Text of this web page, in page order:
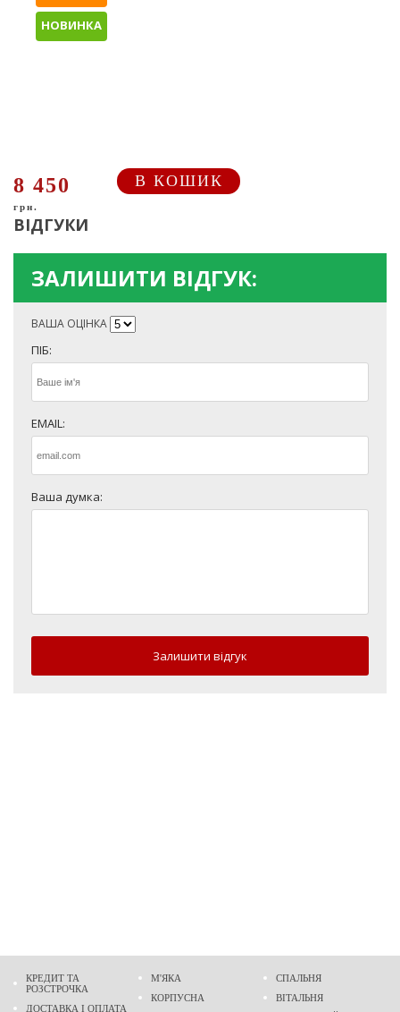
НОВИНКА
8 450
грн.
В КОШИК
ВІДГУКИ
ЗАЛИШИТИ ВІДГУК:
ВАША ОЦІНКА
ПІБ:
EMAIL:
Ваша думка:
Залишити відгук
КРЕДИТ ТА
РОЗСТРОЧКА
ДОСТАВКА І ОПЛАТА
М'ЯКА
КОРПУСНА
СПАЛЬНЯ
ВІТАЛЬНЯ